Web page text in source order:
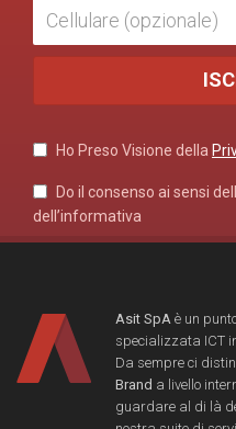
Ho Preso Visione della
Do il consenso ai sensi
dell’informativa
Asit SpA è un
specializzata ICT
Da sempre ci
Brand a livello
guardare al di là